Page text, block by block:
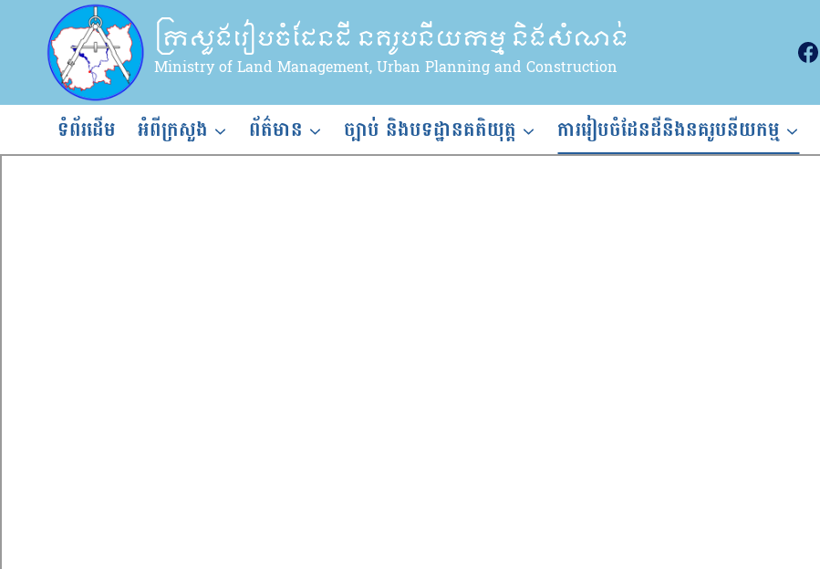
content
ក្រសួងរៀបចំដែនដី នគរូបនីយកម្ម និងសំណង់
Ministry of Land Management, Urban Planning and Construction
ទំព័រដើម អំពីក្រសួង ព័ត៌មាន ច្បាប់ និងបទដ្ឋានគតិយុត្ត ការរៀបចំដែនដីនិងនគរូបនីយកម្ម